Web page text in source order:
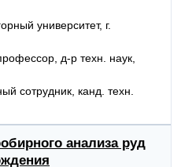
университет, г.
д-р техн. наук,
сотрудник, канд. техн.
анализа руд